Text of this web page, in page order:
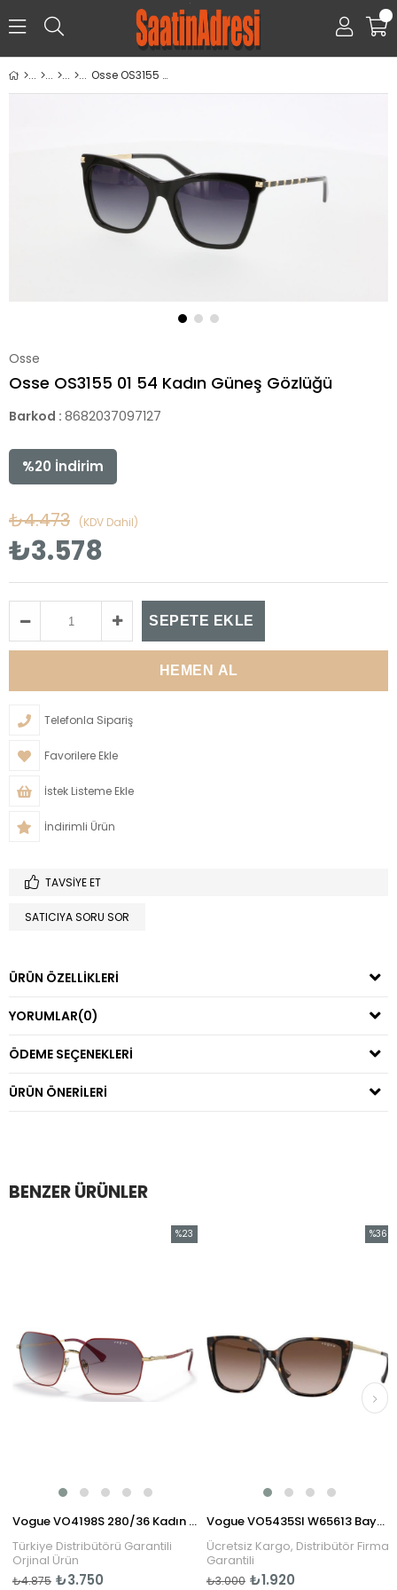
0
Osse OS3155 01 54 Kadın Güneş Gözlüğü
Osse
Osse OS3155 01 54 Kadın Güneş Gözlüğü
Barkod : 8682037097127
%20 İndirim
₺4.473 (KDV Dahil)
₺3.578
Telefonla Sipariş
Favorilere Ekle
İstek Listeme Ekle
İndirimli Ürün
TAVSIYE ET
SATICIYA SORU SOR
ÜRÜN ÖZELLIKLERI
YORUMLAR(0)
ÖDEME SEÇENEKLERI
ÜRÜN ÖNERILERI
BENZER ÜRÜNLER
Vogue VO4198S 280/36 Kadın Güneş Gözlüğü
Türkiye Distribütörü Garantili
Orjinal Ürün
₺3.750
₺4.875
%23
Vogue VO5435SI W65613 Bayan Güneş Gözlüğü
Ücretsiz Kargo, Distribütör Firma
Garantili
₺1.920
₺3.000
%36